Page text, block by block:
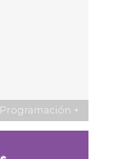
Programación +